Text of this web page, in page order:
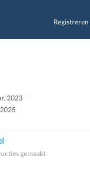
Registreren
2023
gemaakt